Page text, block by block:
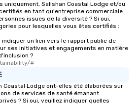
uniquement, Salishan Coastal Lodge et/ou
en tant qu'entreprise commerciale
issues de la diversité ? Si oui,
pour lesquelles vous êtes certifiés :
un lien vers le rapport public de
ses initiatives et engagements en matière
?
#
Coastal Lodge ont-elles été élaborées sur
de services de santé émanant
? Si oui, veuillez indiquer quelles